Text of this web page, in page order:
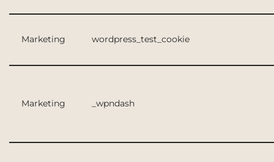
Marketing wordpress_test_cookie
Marketing _wpndash